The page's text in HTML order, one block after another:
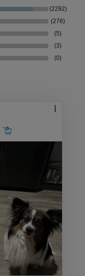
(2292)
(276)
(5)
(3)
(0)